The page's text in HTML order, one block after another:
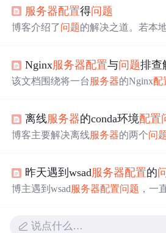
相关问题，提供了一系列参考资料。
服务器配置得问题
博客介绍了问题的解决之道。若本
则需关注程序配置，重点查看
Nginx服务器配置与问题排查
该文档围绕将一台 服务器的Nginx配
口监听等，针对SELinux配置给出解
问题解决办法及小白操作指南。
离线服务器的conda环境配置
博客主要解决离线服务器的两个问
后因没网无法pip包，通过在联网
目标服务器安装来解决。
昨天遇到wsad服务器配置的
博主遇到wsad服务器配置问题 ，一
说点什么…